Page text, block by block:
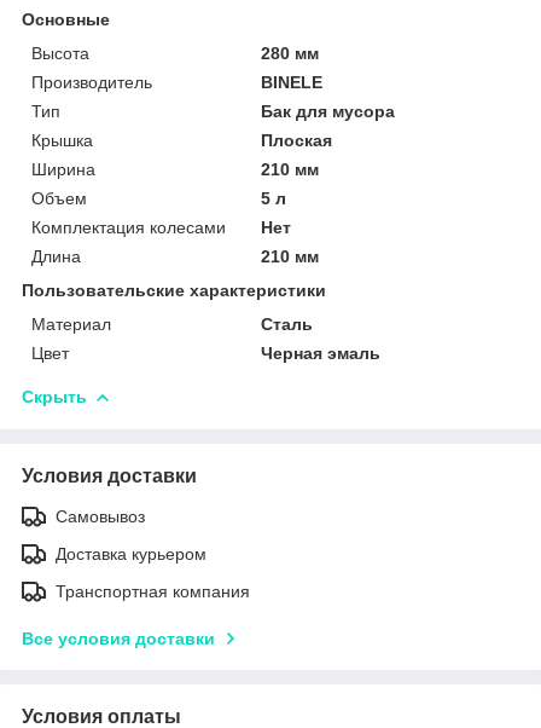
Основные
Высота
280 мм
Производитель
BINELE
Тип
Бак для мусора
Крышка
Плоская
Ширина
210 мм
Объем
5 л
Комплектация колесами
Нет
Длина
210 мм
Пользовательские характеристики
Материал
Сталь
Цвет
Черная эмаль
Скрыть
Условия доставки
Самовывоз
Доставка курьером
Транспортная компания
Все условия доставки
Условия оплаты